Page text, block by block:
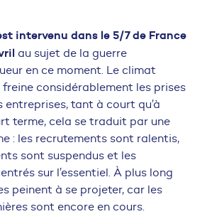
intervenu dans le 5/7 de France
au sujet de la guerre
en ce moment. Le climat
considérablement les prises
entreprises, tant à court qu’à
terme, cela se traduit par une
: les recrutements sont ralentis,
sont suspendus et les
sur l’essentiel. À plus long
peinent à se projeter, car les
sont encore en cours.